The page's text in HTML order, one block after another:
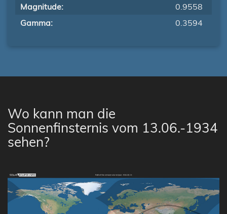
Magnitude:
0.9558
Gamma:
0.3594
Wo kann man die
Sonnenfinsternis vom 13.06.-1934
sehen?